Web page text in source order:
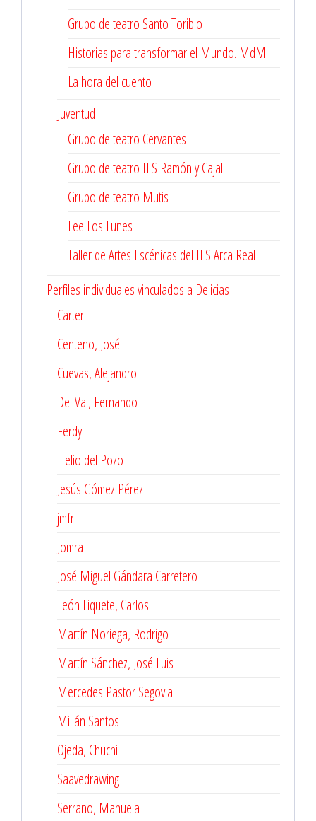
Grupo de teatro Santo Toribio
Historias para transformar el Mundo. MdM
La hora del cuento
Juventud
Grupo de teatro Cervantes
Grupo de teatro IES Ramón y Cajal
Grupo de teatro Mutis
Lee Los Lunes
Taller de Artes Escénicas del IES Arca Real
Perfiles individuales vinculados a Delicias
Carter
Centeno, José
Cuevas, Alejandro
Del Val, Fernando
Ferdy
Helio del Pozo
Jesús Gómez Pérez
jmfr
Jomra
José Miguel Gándara Carretero
León Liquete, Carlos
Martín Noriega, Rodrigo
Martín Sánchez, José Luis
Mercedes Pastor Segovia
Millán Santos
Ojeda, Chuchi
Saavedrawing
Serrano, Manuela